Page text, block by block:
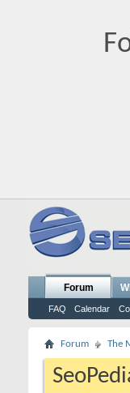
Forum
FAQ Calendar
Forum The